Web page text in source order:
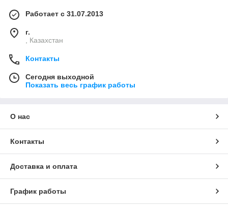
Работает с 31.07.2013
г.
, Казахстан
Контакты
Сегодня выходной
Показать весь график работы
О нас
Контакты
Доставка и оплата
График работы